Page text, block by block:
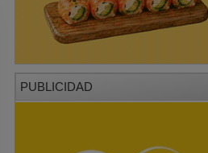
PUBLICIDAD